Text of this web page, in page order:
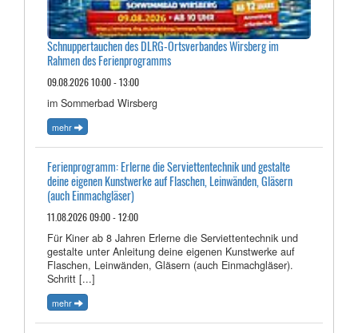
Schnuppertauchen des DLRG-Ortsverbandes Wirsberg im
Rahmen des Ferienprogramms
09.08.2026 10:00 - 13:00
im Sommerbad Wirsberg
mehr
Ferienprogramm: Erlerne die Serviettentechnik und gestalte
deine eigenen Kunstwerke auf Flaschen, Leinwänden, Gläsern
(auch Einmachgläser)
11.08.2026 09:00 - 12:00
Für Kiner ab 8 Jahren Erlerne die Serviettentechnik und
gestalte unter Anleitung deine eigenen Kunstwerke auf
Flaschen, Leinwänden, Gläsern (auch Einmachgläser).
Schritt [...]
mehr